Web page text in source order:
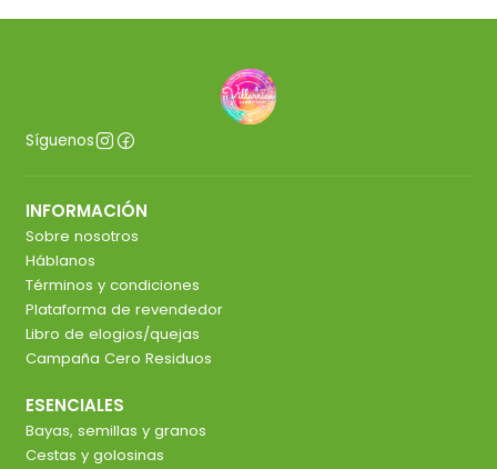
Síguenos
INFORMACIÓN
Sobre nosotros
Háblanos
Términos y condiciones
Plataforma de revendedor
Libro de elogios/quejas
Campaña Cero Residuos
ESENCIALES
Bayas, semillas y granos
Cestas y golosinas